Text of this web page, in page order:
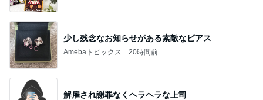
少し残念なお知らせがある素敵なピアス
Amebaトピックス 20時間前
解雇され謝罪なくヘラヘラな上司